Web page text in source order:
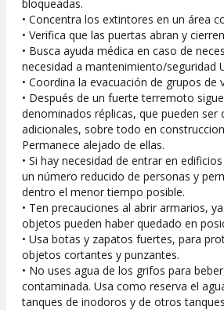
bloqueadas.
• Concentra los extintores en un área
• Verifica que las puertas abran y
• Busca ayuda médica en caso de
necesidad a mantenimiento/seguridad
• Coordina la evacuación de grupos de
• Después de un fuerte terremoto
denominados réplicas, que pueden ser
adicionales, sobre todo en
Permanece alejado de ellas.
• Si hay necesidad de entrar en
un número reducido de personas y
dentro el menor tiempo posible.
• Ten precauciones al abrir armarios,
objetos pueden haber quedado en
• Usa botas y zapatos fuertes, para
objetos cortantes y punzantes.
• No uses agua de los grifos para
contaminada. Usa como reserva el
tanques de inodoros y de otros